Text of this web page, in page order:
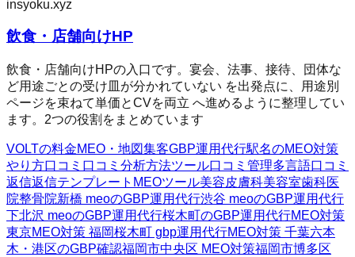
insyoku.xyz
飲食・店舗向けHP
飲食・店舗向けHPの入口です。宴会、法事、接待、団体な
ど用途ごとの受け皿が分かれていない を出発点に、用途別
ページを束ねて単価とCVを両立 へ進めるように整理してい
ます。2つの役割をまとめています
VOLTの料金MEO・地図集客GBP運用代行駅名のMEO対策
やり方口コミ 口コミ分析方法ツール口コミ管理多言語口コミ
返信返信テンプレート MEOツール美容皮膚科美容室歯科医
院整骨院新橋 meoのGBP運用代行渋谷 meoのGBP運用代行
下北沢 meoのGBP運用代行桜木町のGBP運用代行MEO対策
東京MEO対策 福岡桜木町 gbp運用代行MEO対策 千葉六本
木・港区のGBP確認福岡市中央区 MEO対策福岡市博多区